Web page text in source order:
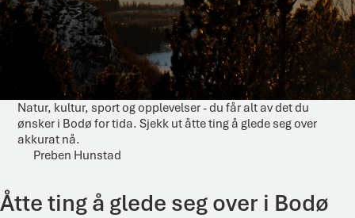
Natur, kultur, sport og opplevelser - du får alt av det du
ønsker i Bodø for tida. Sjekk ut åtte ting å glede seg over
akkurat nå.
Preben Hunstad
Åtte ting å glede seg over i Bodø